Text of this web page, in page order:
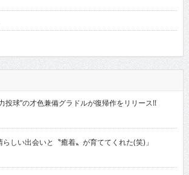
投球”の才色兼備グラドルが復帰作をリリース!!
しい出会いと〝癒着〟が育ててくれた(笑)」